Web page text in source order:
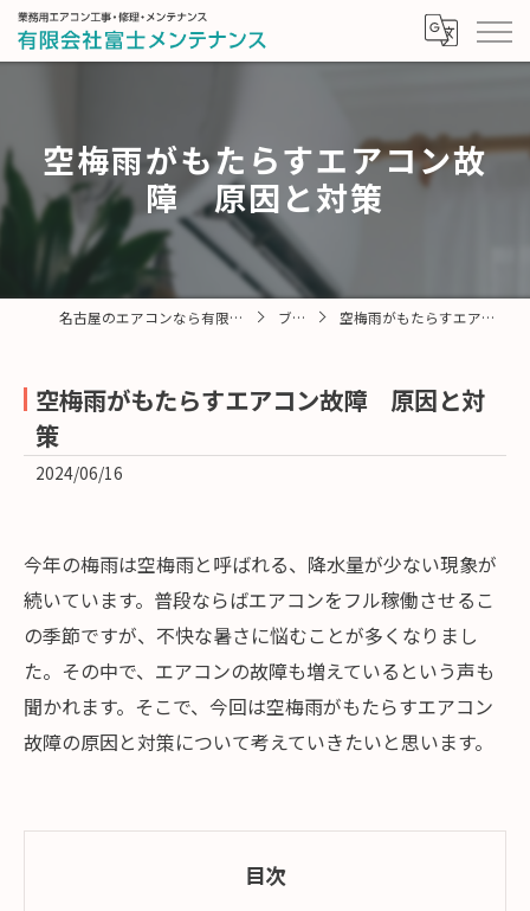
空梅雨がもたらすエアコン故
障 原因と対策
名古屋のエアコンなら有限会社富士メンテナンス ブログ 空梅雨がもたらすエアコン故障 原因と対策
空梅雨がもたらすエアコン故障 原因と対
策
2024/06/16
今年の梅雨は空梅雨と呼ばれる、降水量が少ない現象が
続いています。普段ならばエアコンをフル稼働させるこ
の季節ですが、不快な暑さに悩むことが多くなりまし
た。その中で、エアコンの故障も増えているという声も
聞かれます。そこで、今回は空梅雨がもたらすエアコン
故障の原因と対策について考えていきたいと思います。
目次